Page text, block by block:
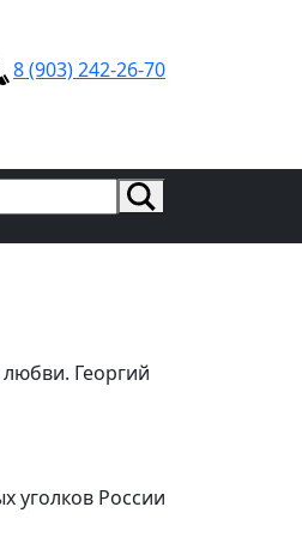
8 (903) 242-26-70
Георгий
уголков России